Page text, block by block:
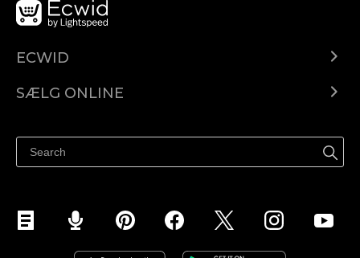
ECWID
Pris
SÆLG ONLINE
Sælg på Facebook
Sælg på Instagram